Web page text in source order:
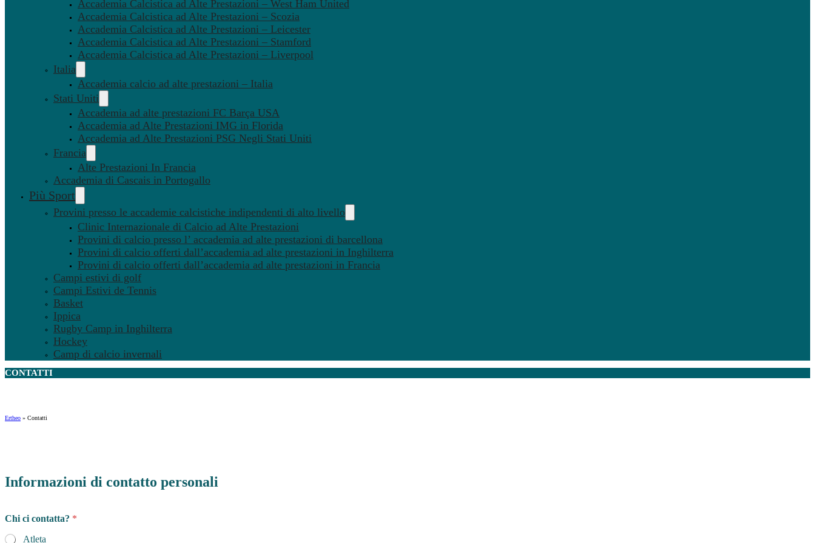
Accademia Calcistica ad Alte Prestazioni – West Ham United
Accademia Calcistica ad Alte Prestazioni – Scozia
Accademia Calcistica ad Alte Prestazioni – Leicester
Accademia Calcistica ad Alte Prestazioni – Stamford
Accademia Calcistica ad Alte Prestazioni – Liverpool
Italia
Accademia calcio ad alte prestazioni – Italia
Stati Uniti
Accademia ad alte prestazioni FC Barça USA
Accademia ad Alte Prestazioni IMG in Florida
Accademia ad Alte Prestazioni PSG Negli Stati Uniti
Francia
Alte Prestazioni In Francia
Accademia di Cascais in Portogallo
Più Sport
Provini presso le accademie calcistiche indipendenti di alto livello
Clinic Internazionale di Calcio ad Alte Prestazioni
Provini di calcio presso l’ accademia ad alte prestazioni di barcellona
Provini di calcio offerti dall’accademia ad alte prestazioni in Inghilterra
Provini di calcio offerti dall’accademia ad alte prestazioni in Francia
Campi estivi di golf
Campi Estivi de Tennis
Basket
Ippica
Rugby Camp in Inghilterra
Hockey
Camp di calcio invernali
CONTATTI
Ertheo » Contatti
Informazioni di contatto personali
Chi ci contatta? *
Atleta